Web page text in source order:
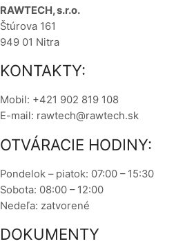
RAWTECH, s.r.o.
Štúrova 161
949 01 Nitra
KONTAKTY:
Mobil: +421 902 819 108
E-mail: rawtech@rawtech.sk
OTVÁRACIE HODINY:
Pondelok – piatok: 07:00 – 15:30
Sobota: 08:00 – 12:00
Nedeľa: zatvorené
DOKUMENTY